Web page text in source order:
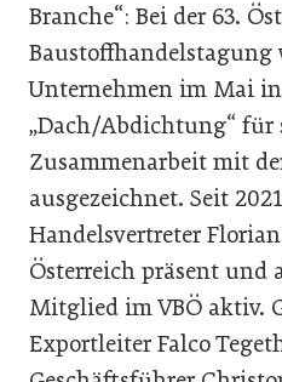
Branche“: Bei der 63.
Baustoffhandelstagung
Unternehmen im Mai
„Dach/Abdichtung“ für
Zusammenarbeit mit
ausgezeichnet. Seit
Handelsvertreter
Österreich präsent und
Mitglied im VBÖ aktiv.
Exportleiter Falco